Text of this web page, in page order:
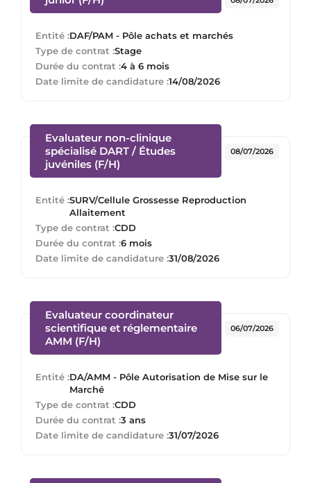
Entité :DAF/PAM - Pôle achats et marchés
Type de contrat :Stage
Durée du contrat :4 à 6 mois
Date limite de candidature :14/08/2026
Evaluateur non-clinique
spécialisé DART / Études
juvéniles (F/H)
Entité :SURV/Cellule Grossesse Reproduction
Allaitement
Type de contrat :CDD
Durée du contrat :6 mois
08/07/2026
Date limite de candidature :31/08/2026
Evaluateur coordinateur
scientifique et réglementaire
AMM (F/H)
Entité :DA/AMM - Pôle Autorisation de Mise sur le
Marché
Type de contrat :CDD
Durée du contrat :3 ans
06/07/2026
Date limite de candidature :31/07/2026